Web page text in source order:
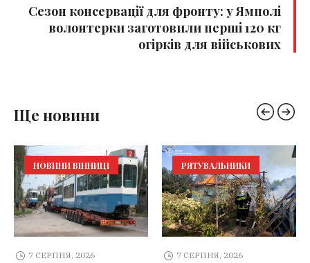
Сезон консервації для фронту: у Ямполі
волонтерки заготовили перші 120 кг
огірків для військових
Ще новини
НОВИНИ ВІННИЦІ
7 СЕРПНЯ, 2026
РЯТУВАЛЬНИКИ
7 СЕРПНЯ, 2026